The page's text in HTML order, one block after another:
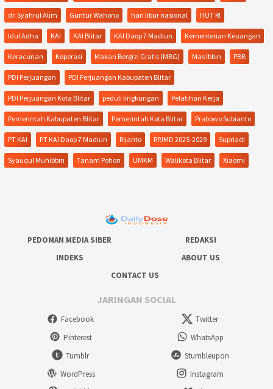
dr. Syahrul Alim Guntur Wahono hari libur nasional HUT RI
Idul Adha KAI KAI Blitar KAI Daop 7 Madiun Kementerian Keuangan
Keracunan Koperasi Makan Bergizi Gratis (MBG) Mas Ibbin PBB
PDI Perjuangan PDI Perjuangan Kabupaten Blitar
PDI Perjuangan Kota Blitar peduli lingkungan Pelatihan Kerja
Pemerintah Kabupaten Blitar Pemerintah Kota Blitar Prabowo Subianto
PT KAI PT KAI Daop 7 Madiun Rijanto RPJMD 2025-2029 Supriadi
Syauqul Muhibbin Tanam Pohon UMKM Walikota Blitar Xiaomi
PEDOMAN MEDIA SIBER
REDAKSI
INDEKS
ABOUT US
CONTACT US
JARINGAN SOCIAL
Facebook
Twitter
Pinterest
WhatsApp
Tumblr
Stumbleupon
WordPress
Instagram